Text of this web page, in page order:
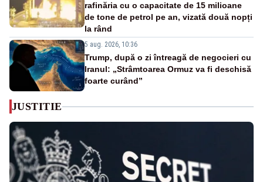
rafinăria cu o capacitate de 15 milioane
de tone de petrol pe an, vizată două nopți
la rând
5 aug. 2026, 10:36
Trump, după o zi întreagă de negocieri cu
Iranul: „Strâmtoarea Ormuz va fi deschisă
foarte curând”
JUSTITIE